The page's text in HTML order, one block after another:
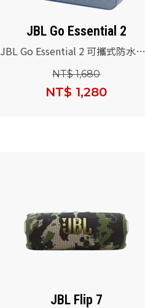
JBL Go Essential 2
JBL Go Essential 2 可攜式防水喇
NT$ 1,680
NT$ 1,280
JBL Flip 7